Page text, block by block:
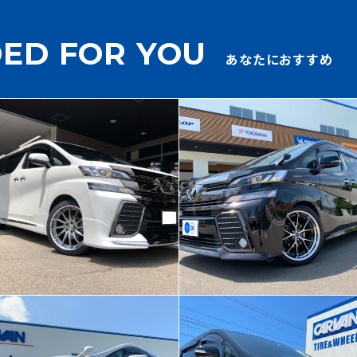
FOR YOU あなたにおすすめ